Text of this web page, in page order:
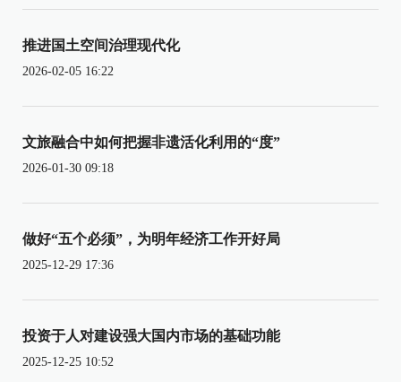
推进国土空间治理现代化
2026-02-05 16:22
文旅融合中如何把握非遗活化利用的“度”
2026-01-30 09:18
做好“五个必须”，为明年经济工作开好局
2025-12-29 17:36
投资于人对建设强大国内市场的基础功能
2025-12-25 10:52